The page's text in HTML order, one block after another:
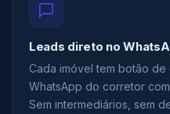
Leads direto no
Cada imóvel tem botão
WhatsApp do corretor
Sem intermediários, sem